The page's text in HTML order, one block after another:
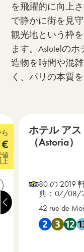
を飛躍的に向上
で静かに街を見
観光地という枠
ます。Astotelの
造物を時間や混
く、パリの本質
€
値
上
絡先を開く
電話ください：
ホテル ア
（Astoria）
80 の 2019
典：07/08/
42 rue de
地下鉄 2 , 地